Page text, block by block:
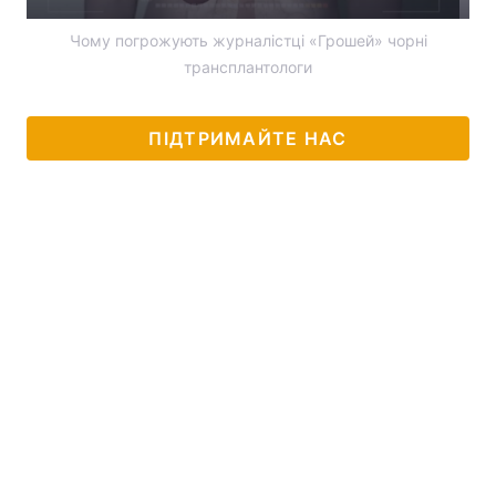
Чому погрожують журналістці «Грошей» чорні
трансплантологи
ПІДТРИМАЙТЕ НАС